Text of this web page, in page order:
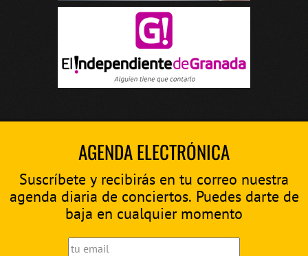
AGENDA ELECTRÓNICA
Suscríbete y recibirás en tu correo nuestra
agenda diaria de conciertos. Puedes darte de
baja en cualquier momento